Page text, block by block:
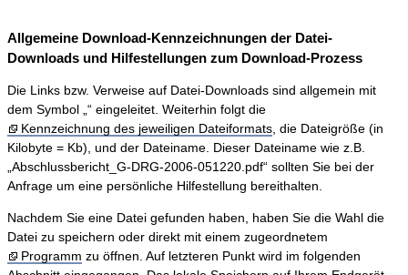
Allgemeine Download-Kennzeichnungen der Datei-
Downloads und Hilfestellungen zum Download-Prozess
Die Links bzw. Verweise auf Datei-Downloads sind allgemein mit
dem Symbol „“ eingeleitet. Weiterhin folgt die
Kennzeichnung des jeweiligen Dateiformats , die Dateigröße (in
Kilobyte = Kb), und der Dateiname. Dieser Dateiname wie z.B.
„Abschlussbericht_G-DRG-2006-051220.pdf“ sollten Sie bei der
Anfrage um eine persönliche Hilfestellung bereithalten.
Nachdem Sie eine Datei gefunden haben, haben Sie die Wahl die
Datei zu speichern oder direkt mit einem zugeordnetem
Programm zu öffnen. Auf letzteren Punkt wird im folgenden